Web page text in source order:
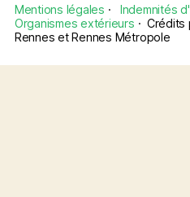
Mentions légales · Indemnités
Organismes extérieurs · Crédits
Rennes et Rennes Métropole